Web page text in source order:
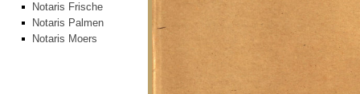
Notaris Frische
Notaris Palmen
Notaris Moers